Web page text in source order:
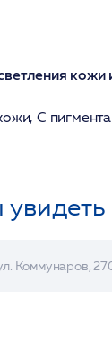
кожи
С
Коммунаров,